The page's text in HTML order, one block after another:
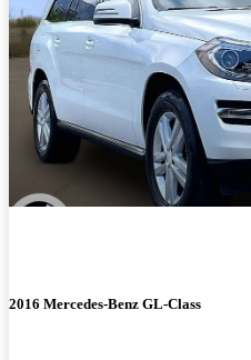
2016 Mercedes-Benz GL-Class